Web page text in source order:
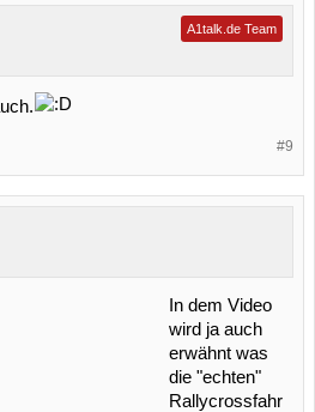
A1talk.de Team
#9
In dem Video
wird ja auch
erwähnt was
die "echten"
Rallycrossfahr